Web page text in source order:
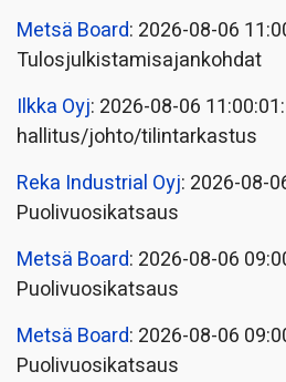
Metsä Board: 2026-08-06
Tulosjulkistamisajankohdat
Ilkka Oyj: 2026-08-06
hallitus/johto/tilintarkastus
Reka Industrial Oyj: 2026-08-
Puolivuosikatsaus
Metsä Board: 2026-08-06
Puolivuosikatsaus
Metsä Board: 2026-08-06
Puolivuosikatsaus